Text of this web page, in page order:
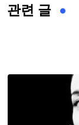
관련 글